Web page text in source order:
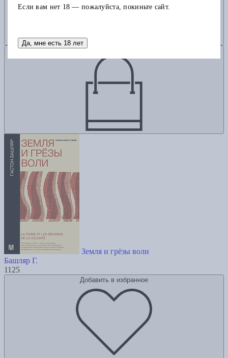
Добавить в корзину
Земля и грёзы воли
Башляр Г.
1125
Добавить в избранное
Если вам нет 18 — пожалуйста, покиньте сайт.
Да, мне есть 18 лет